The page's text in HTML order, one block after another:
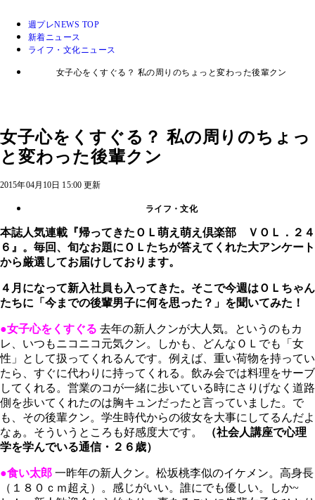
週プレNEWS TOP
新着ニュース
ライフ・文化ニュース
女子心をくすぐる？ 私の周りのちょっと変わった後輩クン
女子心をくすぐる？ 私の周りのちょっ
と変わった後輩クン
2015年04月10日 15:00 更新
ライフ・文化
本誌人気連載『帰ってきたＯＬ萌え萌え倶楽部 ＶＯＬ．２４
６』。毎回、旬なお題にＯＬたちが答えてくれた大アンケート
から厳選してお届けしております。
４月になって新入社員も入ってきた。そこで今週はＯＬちゃん
たちに「今までの後輩男子に何を思った？」を聞いてみた！
●女子心をくすぐる 去年の新人クンが大人気。というのもカ
レ、いつもニコニコ元気クン。しかも、どんなＯＬでも「女
性」として扱ってくれるんです。例えば、重い荷物を持ってい
たら、すぐに代わりに持ってくれる。飲み会では料理をサーブ
してくれる。営業のコが一緒に歩いている時にさりげなく道路
側を歩いてくれたのは胸キュンだったと言っていました。で
も、その後輩クン。学生時代からの彼女を大事にしてるんだよ
なぁ。そういうところも好感度大です。
（社会人講座で心理
学を学んでいる通信・２６歳）
●食い太郎 一昨年の新人クン。松坂桃李似のイケメン。高身長
（１８０ｃｍ超え）。感じがいい。誰にでも優しい。しか~